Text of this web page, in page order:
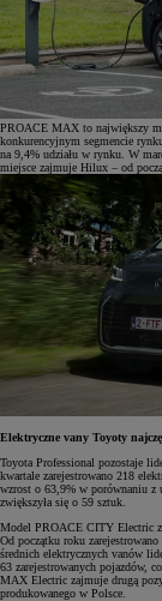
PROACE MAX to największy
konkurencyjnym segmencie
na 9,4% udziału w rynku. W
miejsce zajmuje Hilux – od
Elektryczne vany Toyoty
Toyota Professional pozostaje
kwartale zarejestrowano 218
wzrost o 63,9% w porównaniu z
zwiększyła się o 59 sztuk.
Model PROACE CITY Electric
Od początku roku
średnich elektrycznych vanów
63 zarejestrowanych pojazdów,
MAX Electric zajmuje drugą
produkowanego w Polsce.